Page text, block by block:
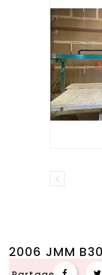

2006 JMM